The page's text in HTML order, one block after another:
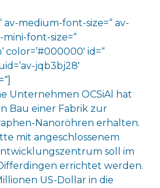
av-medium-font-size=“ av-
mini-font-size=“
color=’#000000′ id=“
jqb3bj28′
Unternehmen OCSiAl hat
Bau einer Fabrik zur
Nanoröhren erhalten.
mit angeschlossenem
soll im
errichtet werden.
US-Dollar in die